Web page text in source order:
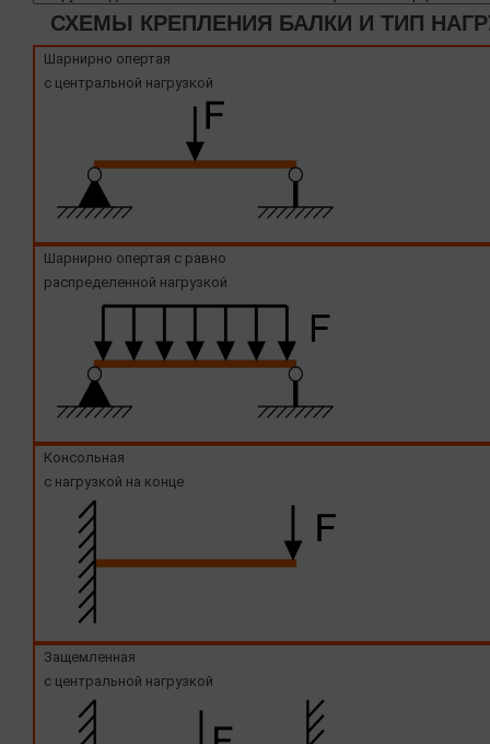
СХЕМЫ КРЕПЛЕНИЯ БАЛКИ И ТИП
Шарнирно опертая
с центральной нагрузкой
Шарнирно опертая с равно
распределенной нагрузкой
Консольная
с нагрузкой на конце
Защемленная
с центральной нагрузкой